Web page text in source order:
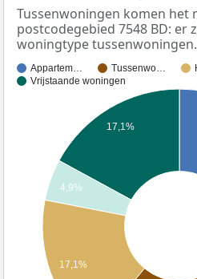
Tussenwoningen komen het
postcodegebied 7548 BD: er
woningtype tussenwoningen.
Appartem… Tussenwo…
Vrijstaande woningen
17,1%
4,9%
17,1%